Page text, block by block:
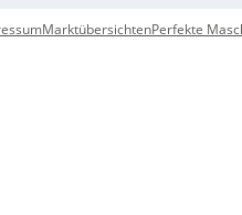
MarktübersichtenPerfekte